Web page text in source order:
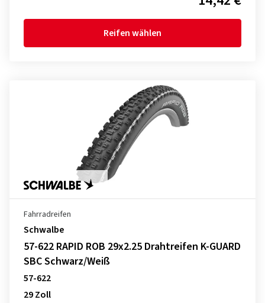
Reifen wählen
Fahrradreifen
Schwalbe
57-622 RAPID ROB 29x2.25 Drahtreifen K-GUARD
SBC Schwarz/Weiß
57-622
29 Zoll